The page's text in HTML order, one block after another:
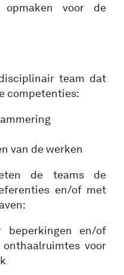
opmaken voor de
team dat
competenties:
van de werken
de teams de
en/of met
beperkingen en/of
voor